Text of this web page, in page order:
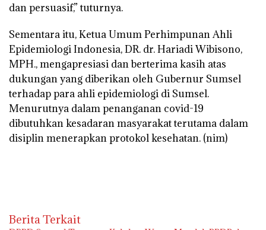
dan persuasif,” tuturnya.
Sementara itu, Ketua Umum Perhimpunan Ahli
Epidemiologi Indonesia, DR. dr. Hariadi Wibisono,
MPH., mengapresiasi dan berterima kasih atas
dukungan yang diberikan oleh Gubernur Sumsel
terhadap para ahli epidemiologi di Sumsel.
Menurutnya dalam penanganan covid-19
dibutuhkan kesadaran masyarakat terutama dalam
disiplin menerapkan protokol kesehatan. (nim)
Berita Terkait